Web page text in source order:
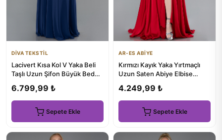
DİVA TEKSTİL
Lacivert Kısa Kol V Yaka Beli
Taşlı Uzun Şifon Büyük Beden
6.799,99 ₺
Sepete Ekle
AR-ES ABİYE
Kırmızı Kayık Yaka Yırtmaçlı
Uzun Saten Abiye Elbise
4.249,99 ₺
Sepete Ekle